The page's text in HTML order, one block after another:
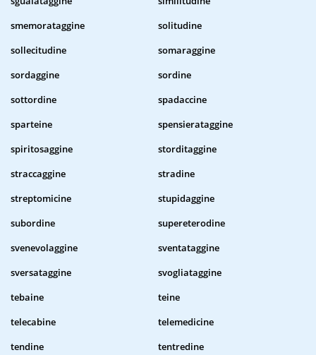
smemorataggine
solitudine
sollecitudine
somaraggine
sordaggine
sordine
sottordine
spadaccine
sparteine
spensierataggine
spiritosaggine
storditaggine
straccaggine
stradine
streptomicine
stupidaggine
subordine
supereterodine
svenevolaggine
sventataggine
sversataggine
svogliataggine
tebaine
teine
telecabine
telemedicine
tendine
tentredine